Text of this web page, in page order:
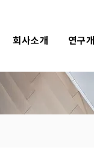
회사소개 연구